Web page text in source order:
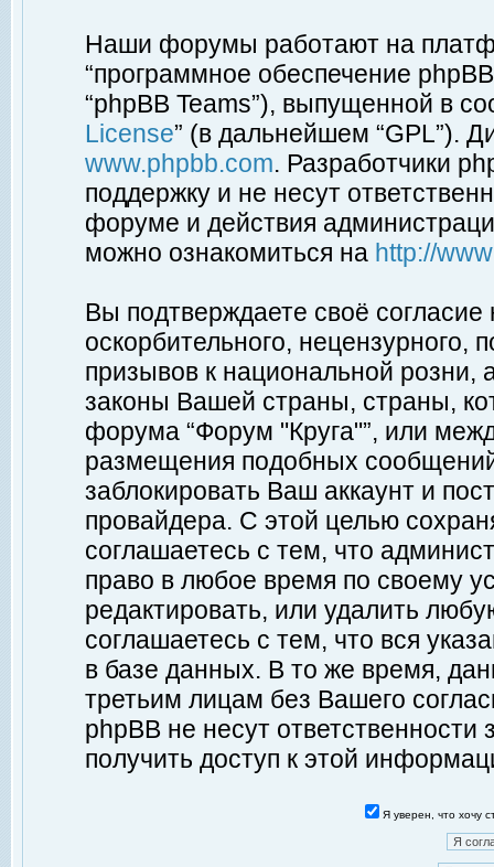
Наши форумы работают на
“программное обеспечение
“phpBB Teams”), выпущенной в
License” (в дальнейшем “GPL”).
www.phpbb.com. Разработчики
поддержку и не несут
форуме и действия
можно ознакомиться на http://
Вы подтверждаете своё
оскорбительного, нецензурного,
призывов к национальной
законы Вашей страны, страны,
форума “Форум "Круга"”, или
размещения подобных
заблокировать Ваш аккаунт и
провайдера. С этой целью
соглашаетесь с тем, что
право в любое время по своему
редактировать, или удалить
соглашаетесь с тем, что вся
в базе данных. В то же время,
третьим лицам без Вашего
phpBB не несут ответственности
получить доступ к этой
Я уверен, что хочу